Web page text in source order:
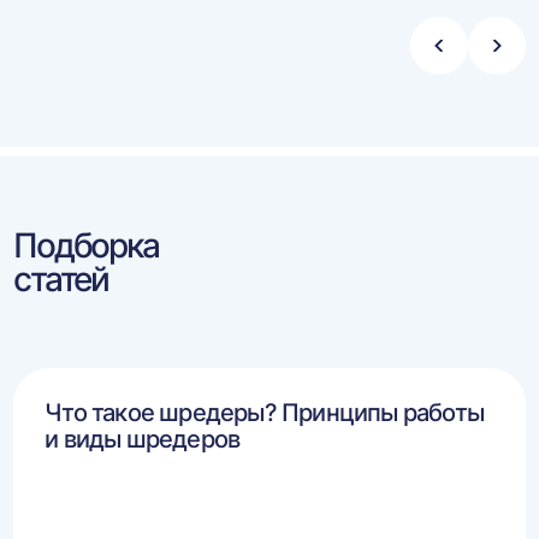
Стрелка
Подборка
статей
Что такое шредеры? Принципы работы
и виды шредеров